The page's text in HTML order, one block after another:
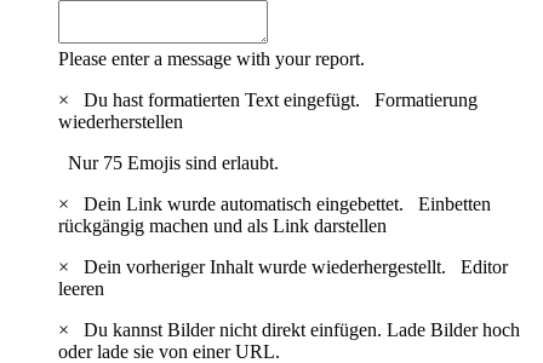
Please enter a message with your report.
×
Du hast formatierten Text eingefügt. Formatierung
wiederherstellen
Nur 75 Emojis sind erlaubt.
×
Dein Link wurde automatisch eingebettet. Einbetten
rückgängig machen und als Link darstellen
×
Dein vorheriger Inhalt wurde wiederhergestellt. Editor
leeren
×
Du kannst Bilder nicht direkt einfügen. Lade Bilder hoch
oder lade sie von einer URL.